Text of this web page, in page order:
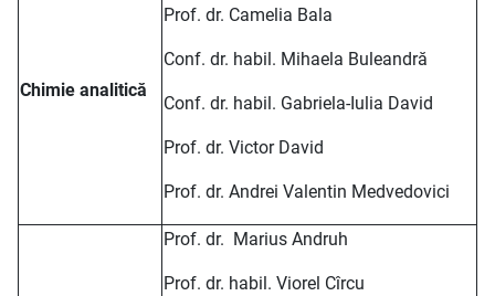
Chimie analitică
Prof. dr. Camelia Bala
Conf. dr. habil. Mihaela Buleandră
Conf. dr. habil. Gabriela-Iulia David
Prof. dr. Victor David
Prof. dr. Andrei Valentin Medvedovici
Prof. dr. Marius Andruh
Prof. dr. habil. Viorel Cîrcu